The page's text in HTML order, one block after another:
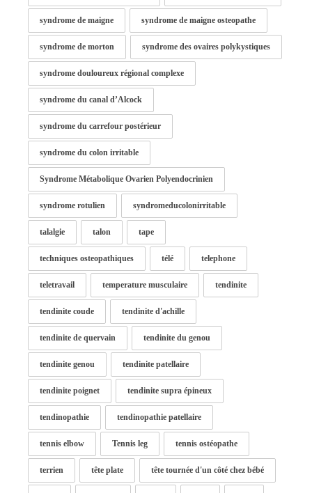
syndrome de maigne syndrome de maigne osteopathe
syndrome de morton syndrome des ovaires polykystiques
syndrome douloureux régional complexe
syndrome du canal d’Alcock
syndrome du carrefour postérieur
syndrome du colon irritable
Syndrome Métabolique Ovarien Polyendocrinien
syndrome rotulien syndromeducolonirritable
talalgie talon tape
techniques osteopathiques télé telephone
teletravail temperature musculaire tendinite
tendinite coude tendinite d'achille
tendinite de quervain tendinite du genou
tendinite genou tendinite patellaire
tendinite poignet tendinite supra épineux
tendinopathie tendinopathie patellaire
tennis elbow Tennis leg tennis ostéopathe
terrien tête plate tête tournée d'un côté chez bébé